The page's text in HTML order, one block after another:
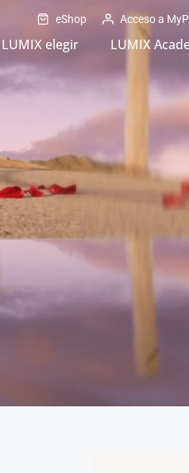
eShop Acceso a
elegir LUMIX